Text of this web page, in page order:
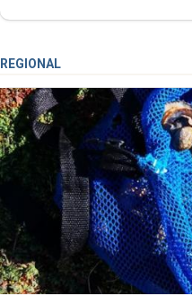
REGIONAL